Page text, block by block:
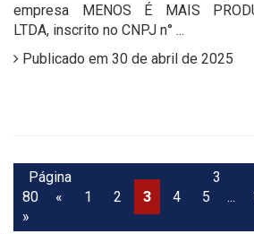
empresa MENOS É MAIS
LTDA, inscrito no CNPJ n° ...
Publicado em 30 de abril de 2025
Página
80
« 1 2 3 4 5 ...
»